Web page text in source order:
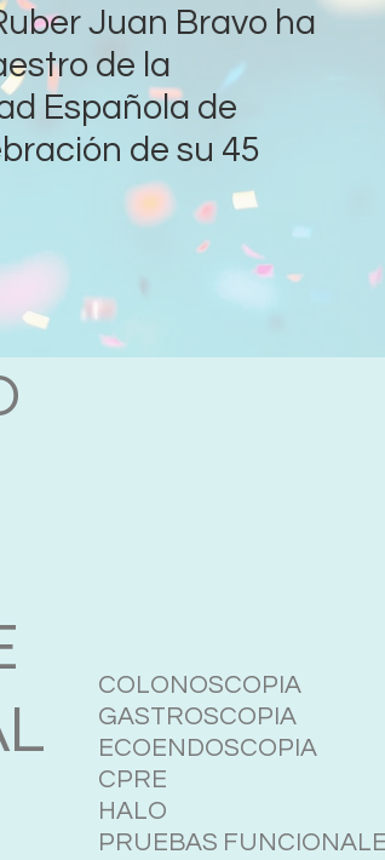
Juan Bravo ha
de la
Española de
de su 45
COLONOSCOPIA
GASTROSCOPIA
ECOENDOSCOPIA
CPRE
HALO
PRUEBAS